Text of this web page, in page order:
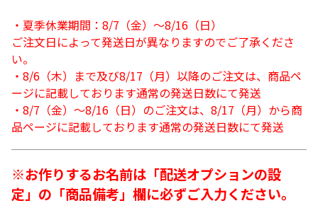
・夏季休業期間：8/7（金）～8/16（日）
ご注文日によって発送日が異なりますのでご了承くださ
い。
・8/6（木）まで及び8/17（月）以降のご注文は、商品ペ
ージに記載しております通常の発送日数にて発送
・8/7（金）～8/16（日）のご注文は、8/17（月）から商
品ページに記載しております通常の発送日数にて発送
※お作りするお名前は「配送オプションの設
定」の「商品備考」欄に必ずご入力ください。